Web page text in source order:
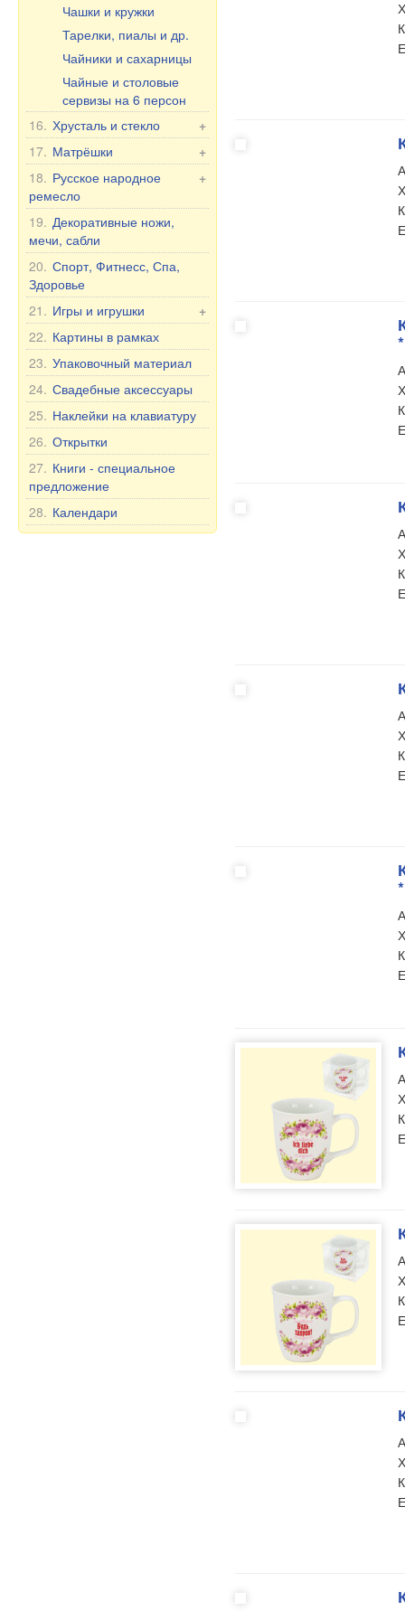
Чай и Травы
Масла
Здоровье
БАД
Прочее
Уход за полостью рта
Продукты питания
Чашки и кружки
Тарелки, пиалы и др.
Чайники и сахарницы
Чайные и столовые
сервизы на 6 персон
+
16. Хрусталь и стекло
Фужеры из хрусталя
Вазы из хрусталя
Посуда из стекла
Вазы из стекла
Богемское стекло
Фужеры на Свадьбу/
Юбилей
+
17. Матрёшки
Матрёшка Россия
Матрёшка, другое
Матрёшка под бутылку
+
18. Русское народное
ремесло
Хохлома
Шкатулки и Картинки из
дерева
19. Декоративные ножи,
мечи, сабли
20. Спорт, Фитнесс, Спа,
Здоровье
+
21. Игры и игрушки
Игрушки
Неваляшки
Мягкие игрушки
Игры
22. Картины в рамках
23. Упаковочный материал
24. Свадебные аксессуары
25. Наклейки на клавиатуру
26. Открытки
27. Книги - специальное
предложение
28. Календари
*
*